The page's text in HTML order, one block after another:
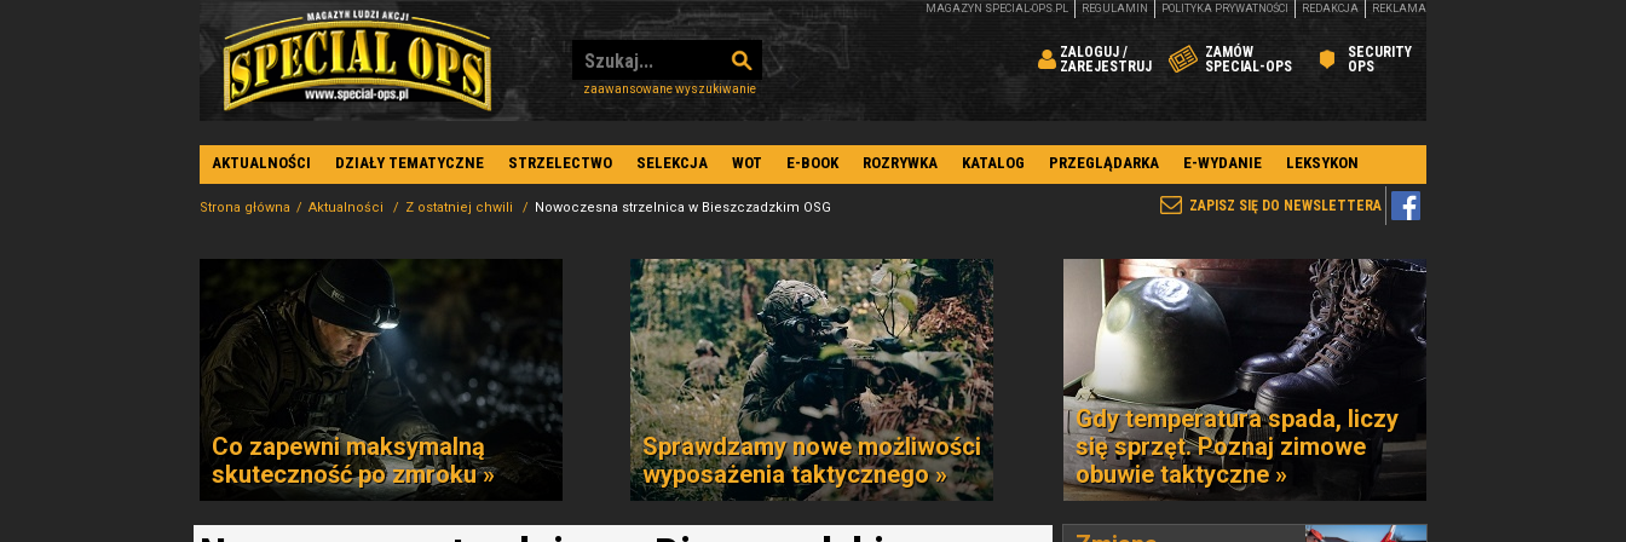
zaawansowane wyszukiwanie
ZALOGUJ /
ZAREJESTRUJ
ZAMÓW
SPECIAL-OPS
SECURITY
OPS
MAGAZYN SPECIAL-OPS.PL REGULAMIN POLITYKA PRYWATNOŚCI REDAKCJA REKLAMA
AKTUALNOŚCI DZIAŁY TEMATYCZNE STRZELECTWO SELEKCJA WOT E-BOOK ROZRYWKA KATALOG PRZEGLĄDARKA E-WYDANIE LEKSYKON
ZAPISZ SIĘ DO NEWSLETTERA
Strona główna Aktualności Z ostatniej chwili Nowoczesna strzelnica w Bieszczadzkim OSG
Co zapewni maksymalną
skuteczność po zmroku »
Sprawdzamy nowe możliwości
wyposażenia taktycznego »
Gdy temperatura spada, liczy
się sprzęt. Poznaj zimowe
obuwie taktyczne »